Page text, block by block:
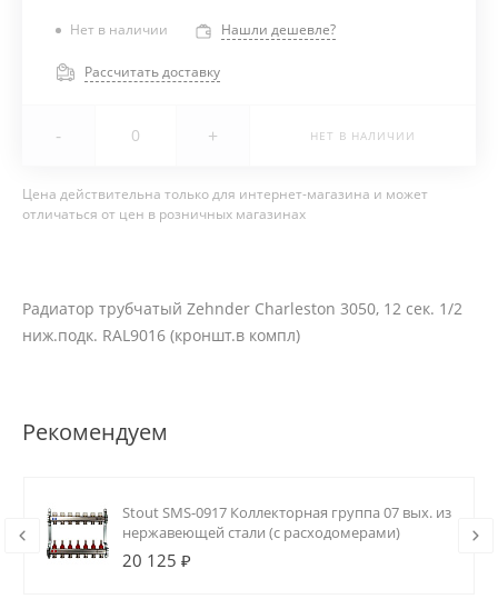
Нет в наличии Нашли дешевле?
Рассчитать доставку
- + НЕТ В НАЛИЧИИ
Цена действительна только для интернет-магазина и может
отличаться от цен в розничных магазинах
Радиатор трубчатый Zehnder Charleston 3050, 12 сек. 1/2
ниж.подк. RAL9016 (кроншт.в компл)
Рекомендуем
Stout SMS-0917 Коллекторная группа 07 вых. из
нержавеющей стали (с расходомерами)
20 125 ₽